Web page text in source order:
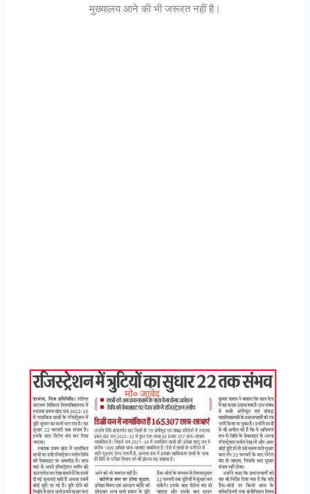
मुख्यालय आने की भी जरूरत नहीं है।